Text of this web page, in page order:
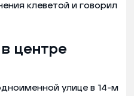
клеветой и говорил
центре
улице в 14-м